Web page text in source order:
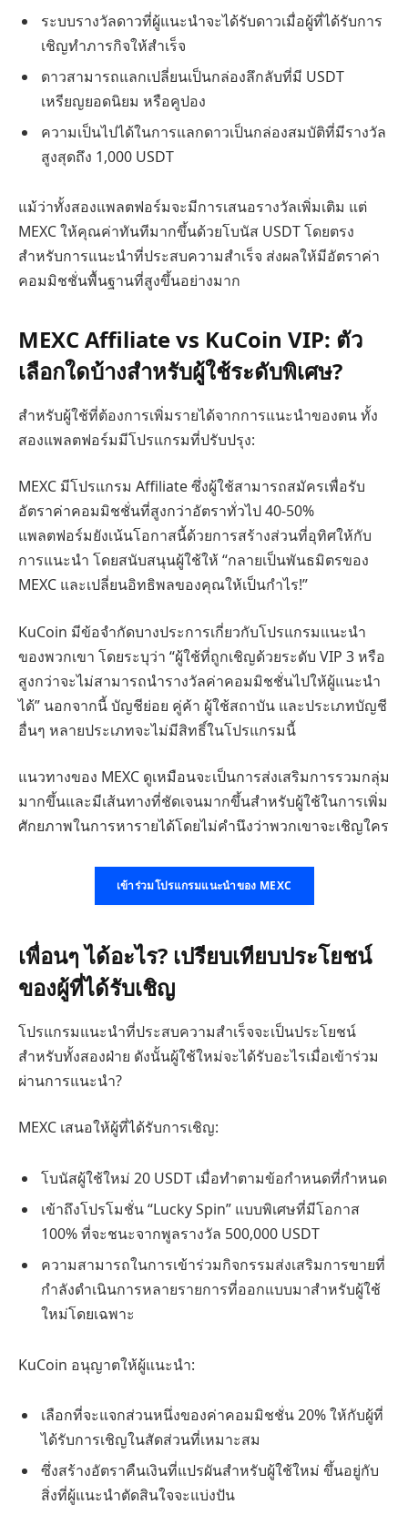
ระบบรางวัลดาวที่ผู้แนะนำจะได้รับดาวเมื่อผู้ที่ได้รับการ
เชิญทำภารกิจให้สำเร็จ
ดาวสามารถแลกเปลี่ยนเป็นกล่องลึกลับที่มี USDT
เหรียญยอดนิยม หรือคูปอง
ความเป็นไปได้ในการแลกดาวเป็นกล่องสมบัติที่มีรางวัล
สูงสุดถึง 1,000 USDT
แม้ว่าทั้งสองแพลตฟอร์มจะมีการเสนอรางวัลเพิ่มเติม แต่
MEXC ให้คุณค่าทันทีมากขึ้นด้วยโบนัส USDT โดยตรง
สำหรับการแนะนำที่ประสบความสำเร็จ ส่งผลให้มีอัตราค่า
คอมมิชชั่นพื้นฐานที่สูงขึ้นอย่างมาก
MEXC Affiliate vs KuCoin VIP: ตัว
เลือกใดบ้างสำหรับผู้ใช้ระดับพิเศษ?
สำหรับผู้ใช้ที่ต้องการเพิ่มรายได้จากการแนะนำของตน ทั้ง
สองแพลตฟอร์มมีโปรแกรมที่ปรับปรุง:
MEXC มีโปรแกรม Affiliate ซึ่งผู้ใช้สามารถสมัครเพื่อรับ
อัตราค่าคอมมิชชั่นที่สูงกว่าอัตราทั่วไป 40-50%
แพลตฟอร์มยังเน้นโอกาสนี้ด้วยการสร้างส่วนที่อุทิศให้กับ
การแนะนำ โดยสนับสนุนผู้ใช้ให้ “กลายเป็นพันธมิตรของ
MEXC และเปลี่ยนอิทธิพลของคุณให้เป็นกำไร!”
KuCoin มีข้อจำกัดบางประการเกี่ยวกับโปรแกรมแนะนำ
ของพวกเขา โดยระบุว่า “ผู้ใช้ที่ถูกเชิญด้วยระดับ VIP 3 หรือ
สูงกว่าจะไม่สามารถนำรางวัลค่าคอมมิชชั่นไปให้ผู้แนะนำ
ได้” นอกจากนี้ บัญชีย่อย คู่ค้า ผู้ใช้สถาบัน และประเภทบัญชี
อื่นๆ หลายประเภทจะไม่มีสิทธิ์ในโปรแกรมนี้
แนวทางของ MEXC ดูเหมือนจะเป็นการส่งเสริมการรวมกลุ่ม
มากขึ้นและมีเส้นทางที่ชัดเจนมากขึ้นสำหรับผู้ใช้ในการเพิ่ม
ศักยภาพในการหารายได้โดยไม่คำนึงว่าพวกเขาจะเชิญใคร
เข้าร่วมโปรแกรมแนะนำของ MEXC
เพื่อนๆ ได้อะไร? เปรียบเทียบประโยชน์
ของผู้ที่ได้รับเชิญ
โปรแกรมแนะนำที่ประสบความสำเร็จจะเป็นประโยชน์
สำหรับทั้งสองฝ่าย ดังนั้นผู้ใช้ใหม่จะได้รับอะไรเมื่อเข้าร่วม
ผ่านการแนะนำ?
MEXC เสนอให้ผู้ที่ได้รับการเชิญ:
โบนัสผู้ใช้ใหม่ 20 USDT เมื่อทำตามข้อกำหนดที่กำหนด
เข้าถึงโปรโมชั่น “Lucky Spin” แบบพิเศษที่มีโอกาส
100% ที่จะชนะจากพูลรางวัล 500,000 USDT
ความสามารถในการเข้าร่วมกิจกรรมส่งเสริมการขายที่
กำลังดำเนินการหลายรายการที่ออกแบบมาสำหรับผู้ใช้
ใหม่โดยเฉพาะ
KuCoin อนุญาตให้ผู้แนะนำ:
เลือกที่จะแจกส่วนหนึ่งของค่าคอมมิชชั่น 20% ให้กับผู้ที่
ได้รับการเชิญในสัดส่วนที่เหมาะสม
ซึ่งสร้างอัตราคืนเงินที่แปรผันสำหรับผู้ใช้ใหม่ ขึ้นอยู่กับ
สิ่งที่ผู้แนะนำตัดสินใจจะแบ่งปัน